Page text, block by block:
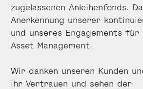
zugelassenen Anleihenfonds.
Anerkennung unserer
und unseres Engagements für
Asset Management.
Wir danken unseren Kunden
ihr Vertrauen und sehen der